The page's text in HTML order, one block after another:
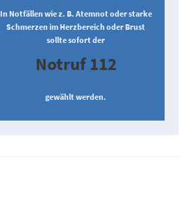
In Notfällen wie z. B. Atemnot oder starke
Schmerzen im Herzbereich oder Brust
sollte sofort der
Notruf 112
gewählt werden.